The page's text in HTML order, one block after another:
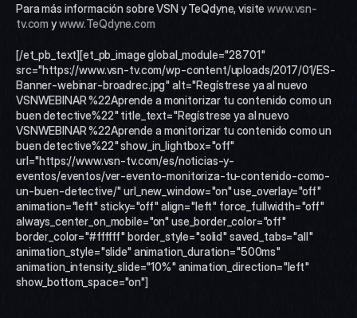
Para más información sobre VSN y TeQdyne, visite www.vsn-
tv.com y www.TeQdyne.com
[/et_pb_text][et_pb_image global_module="28701"
src="https://www.vsn-tv.com/wp-content/uploads/2017/01/ES-
Banner-webinar-broadrec.jpg" alt="Regístrese ya al nuevo
VSNWEBINAR %22Aprende a monitorizar tu contenido como un
buen detective%22" title_text="Regístrese ya al nuevo
VSNWEBINAR %22Aprende a monitorizar tu contenido como un
buen detective%22" show_in_lightbox="off"
url="https://www.vsn-tv.com/es/noticias-y-
eventos/eventos/ver-evento-monitoriza-tu-contenido-como-
un-buen-detective/" url_new_window="on" use_overlay="off"
animation="left" sticky="off" align="left" force_fullwidth="off"
always_center_on_mobile="on" use_border_color="off"
border_color="#ffffff" border_style="solid" saved_tabs="all"
animation_style="slide" animation_duration="500ms"
animation_intensity_slide="10%" animation_direction="left"
show_bottom_space="on"]